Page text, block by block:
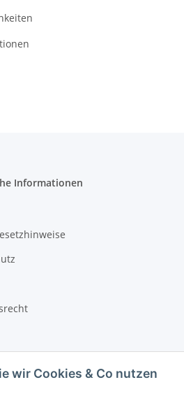
wir Cookies & Co nutzen
Informationen
Vertrag widerrufen